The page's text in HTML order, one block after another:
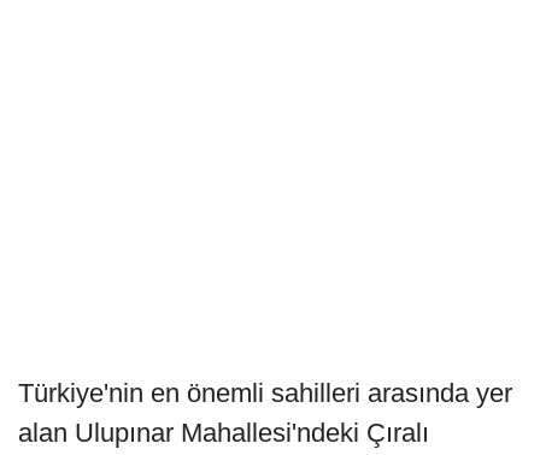
Türkiye'nin en önemli sahilleri arasında yer
alan Ulupınar Mahallesi'ndeki Çıralı